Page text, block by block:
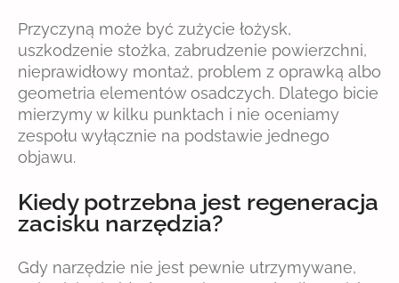
Przyczyną może być zużycie łożysk,
uszkodzenie stożka, zabrudzenie powierzchni,
nieprawidłowy montaż, problem z oprawką albo
geometria elementów osadczych. Dlatego bicie
mierzymy w kilku punktach i nie oceniamy
zespołu wyłącznie na podstawie jednego
objawu.
Kiedy potrzebna jest regeneracja
zacisku narzędzia?
Gdy narzędzie nie jest pewnie utrzymywane,